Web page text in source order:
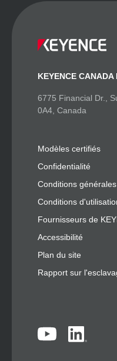
KEYENCE CANADA
6775 Financial Dr.,
0A4, Canada
Modèles certifiés
Confidentialité
Conditions
Conditions
Fournisseurs de
Accessibilité
Plan du site
Rapport sur